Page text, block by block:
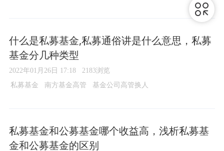
什么是私募基金,私募通俗讲是什么意思，私募
基金分几种类型
2022年01月26日 17:18 2183浏览
私募基金 南方基金高管 基金公司高管换人
私募基金和公募基金哪个收益高，浅析私募基
金和公募基金的区别